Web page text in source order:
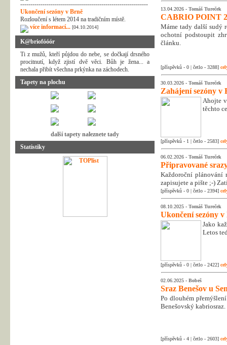
---------------------------------------------------------------
Ukončení sezóny v Brně
Rozloučení s létem 2014 na tradičním místě.
více informací... [04.10.2014]
K@briofóóór
Ti z mužů, kteří půjdou do nebe, se dočkají drsného
procitnutí, když zjistí dvě věci. Bůh je žena... a
nechala přibít všechna prkýnka na záchodech.
Tapety na plochu
další tapety naleznete tady
Statistiky
13.04.2026 - Tomáš Tureček
CABRIO POINT
Máme tady další sudý
ochotní podstoupit
článku.
[příspěvků - 0 | četlo - 3288]
30.03.2026 - Tomáš Tureček
Zahájení sezóny v
Ahojte
těchto
[příspěvků - 1 | četlo - 2583]
06.02.2026 - Tomáš Tureček
Připravované
Každoroční plánování
zapisujete a pište ;-)
[příspěvků - 0 | četlo - 2394]
08.10.2025 - Tomáš Tureček
Ukončení sezóny v
Jako
Letos
[příspěvků - 0 | četlo - 2422]
02.06.2025 - Bobeš
Sraz Benešov u
Po dlouhém
Benešovský kabriosraz.
[příspěvků - 4 | četlo - 2603]